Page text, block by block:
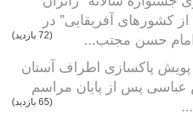
از کشورهای آفریقایی" در
حسن مجتب...
(72 بازدید)
پویش پاکسازی اطراف آستان
پس از پایان مراسم
(65 بازدید)